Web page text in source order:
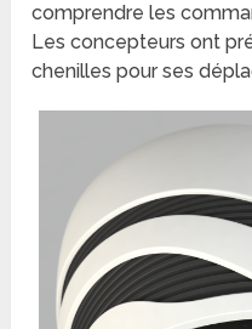
comprendre les
Les concepteurs ont
chenilles pour ses